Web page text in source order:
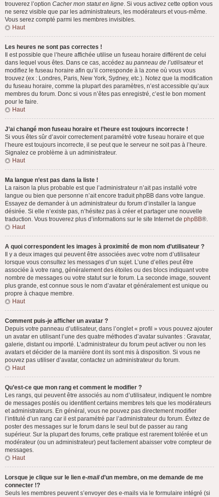
trouverez l’option Cacher mon statut en ligne. Si vous activez cette option vous
ne serez visible que par les administrateurs, les modérateurs et vous-même.
Vous serez compté parmi les membres invisibles.
Haut
Les heures ne sont pas correctes !
Il est possible que l’heure affichée utilise un fuseau horaire différent de celui
dans lequel vous êtes. Dans ce cas, accédez au panneau de l’utilisateuret
modifiez le fuseau horaire afin qu’il corresponde à la zone où vous vous
trouvez (ex : Londres, Paris, New York, Sydney, etc.). Notez que la modification
du fuseau horaire, comme la plupart des paramètres, n’est accessible qu’aux
membres du forum. Donc si vous n’êtes pas enregistré, c’est le bon moment
pour le faire.
Haut
J’ai changé mon fuseau horaire et l’heure est toujours incorrecte !
Si vous êtes sûr d’avoir correctement paramétré votre fuseau horaire et que
l’heure est toujours incorrecte, il se peut que le serveur ne soit pas à l’heure.
Signalez ce problème à un administrateur.
Haut
Ma langue n’est pas dans la liste !
La raison la plus probable est que l’administrateur n’ait pas installé votre
langue ou bien que personne n’ait encore traduit phpBB dans votre langue.
Essayez de demander à un administrateur du forum d’installer la langue
désirée. Si elle n’existe pas, n’hésitez pas à créer et partager une nouvelle
traduction. Vous trouverez plus d’informations sur le site Internet de phpBB®.
Haut
A quoi correspondent les images à proximité de mon nom d’utilisateur ?
Il y a deux images qui peuvent être associées avec votre nom d’utilisateur
lorsque vous consultez les messages d’un sujet. L’une d’elles peut être
associée à votre rang, généralement des étoiles ou des blocs indiquant votre
nombre de messages ou votre statut sur le forum. La seconde image, souvent
plus grande, est connue sous le nom d’avatar et généralement est unique ou
propre à chaque membre.
Haut
Comment puis-je afficher un avatar ?
Depuis votre panneau d’utilisateur, dans l’onglet « profil » vous pouvez ajouter
un avatar en utilisant l’une des quatre méthodes d’avatar suivantes : Gravatar,
galerie, distant ou importé. L’administrateur du forum peut activer ou non les
avatars et décider de la manière dont ils sont mis à disposition. Si vous ne
pouvez pas utiliser d’avatar, contactez un administrateur du forum.
Haut
Qu’est-ce que mon rang et comment le modifier ?
Les rangs, qui peuvent être associés au nom d’utilisateur, indiquent le nombre
de messages postés ou identifient certains membres tels que les modérateurs
et administrateurs. En général, vous ne pouvez pas directement modifier
l’intitulé d’un rang car il est paramétré par l’administrateur du forum. Évitez de
poster des messages sur le forum dans le seul but de passer au rang
supérieur. Sur la plupart des forums, cette pratique est rarement tolérée et un
modérateur (ou un administrateur) peut facilement abaisser votre compteur de
messages.
Haut
Lorsque je clique sur le lien e-maild’un membre, on me demande de me
connecter !?
Seuls les membres peuvent s’envoyer des e-mails via le formulaire intégré (si